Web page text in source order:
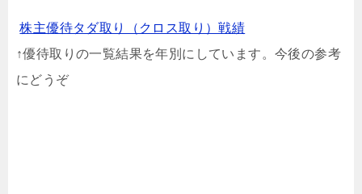
株主優待タダ取り（クロス取り）戦績
↑優待取りの一覧結果を年別にしています。今後の参考
にどうぞ